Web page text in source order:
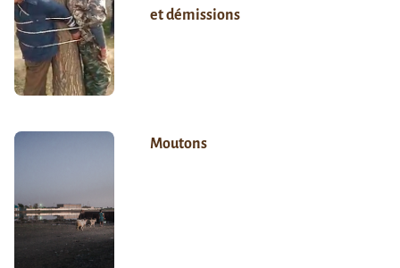
et démissions
Moutons